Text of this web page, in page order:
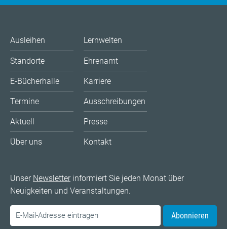
Ausleihen
Standorte
E-Bücherhalle
Termine
Aktuell
Über uns
Lernwelten
Ehrenamt
Karriere
Ausschreibungen
Presse
Kontakt
Unser Newsletterinformiert Sie jeden Monat über
Neuigkeiten und Veranstaltungen.
Abonnieren